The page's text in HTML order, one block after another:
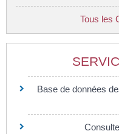
Tous les
Base de données